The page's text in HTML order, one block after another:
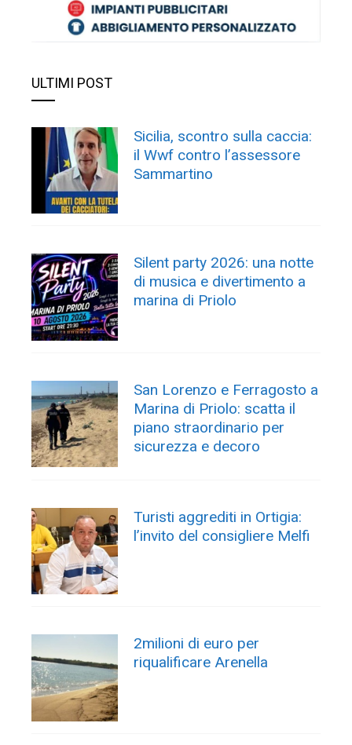
ULTIMI POST
Sicilia, scontro sulla caccia:
il Wwf contro l’assessore
Sammartino
Silent party 2026: una notte
di musica e divertimento a
marina di Priolo
San Lorenzo e Ferragosto a
Marina di Priolo: scatta il
piano straordinario per
sicurezza e decoro
Turisti aggrediti in Ortigia:
l’invito del consigliere Melfi
2milioni di euro per
riqualificare Arenella